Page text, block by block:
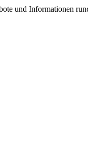
und Informationen